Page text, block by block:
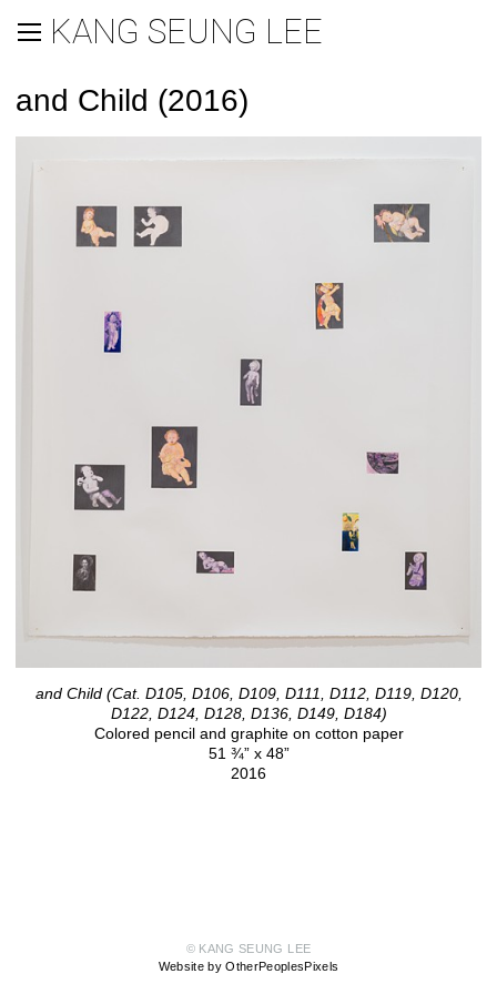
KANG SEUNG LEE
and Child (2016)
and Child (Cat. D105, D106, D109, D111, D112, D119, D120,
D122, D124, D128, D136, D149, D184)
Colored pencil and graphite on cotton paper
51 ¾” x 48”
2016
© KANG SEUNG LEE
Website by OtherPeoplesPixels